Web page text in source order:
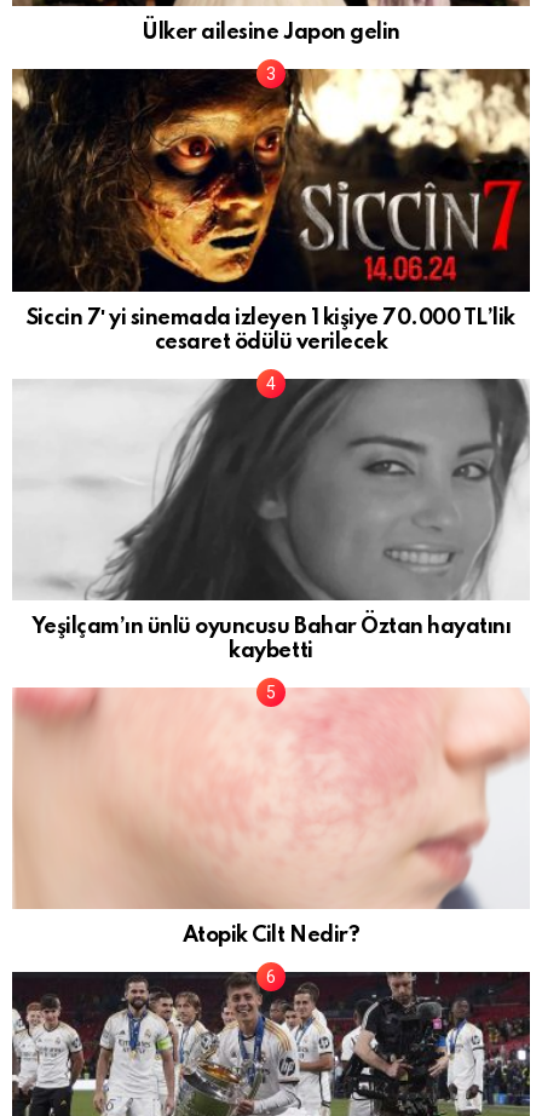
Ülker ailesine Japon gelin
Siccin 7′ yi sinemada izleyen 1 kişiye 70.000 TL’lik
cesaret ödülü verilecek
Yeşilçam’ın ünlü oyuncusu Bahar Öztan hayatını
kaybetti
Atopik Cilt Nedir?